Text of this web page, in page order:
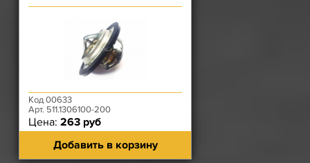
5231.10, 52342.10
Код 00633
Арт. 511.1306100-200
Цена: 263 руб
Добавить в корзину